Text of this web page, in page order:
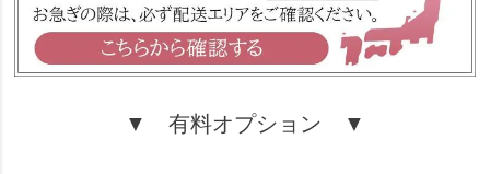
▼ 有料オプション ▼